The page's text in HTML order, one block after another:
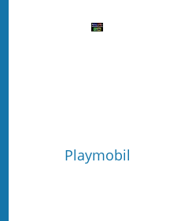
Playmobil